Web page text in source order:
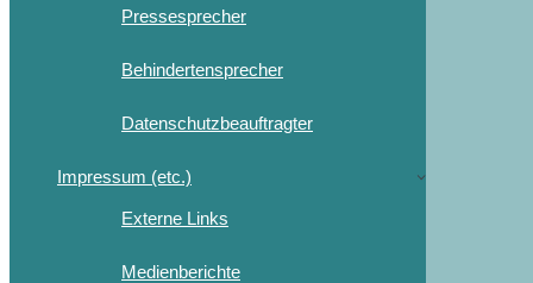
Pressesprecher
Behindertensprecher
Datenschutzbeauftragter
Impressum (etc.)
Externe Links
Medienberichte